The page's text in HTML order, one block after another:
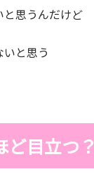
思うんだけど
と思う
ど目立つ？